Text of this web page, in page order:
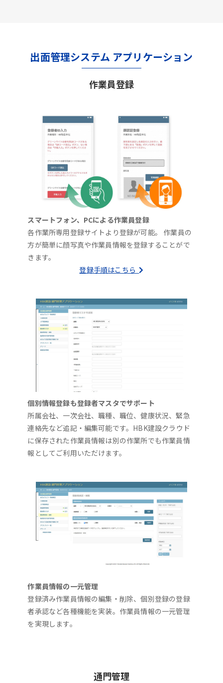
出面管理システム アプリケーション
作業員登録
スマートフォン、PCによる作業員登録
各作業所専用登録サイトより登録が可能。 作業員の
方が簡単に顔写真や作業員情報を登録することがで
きます。
登録手順はこちら
個別情報登録も登録者マスタでサポート
所属会社、一次会社、職種、職位、健康状況、緊急
連絡先など追記・編集可能です。HBK建設クラウド
に保存された作業員情報は別の作業所でも作業員情
報としてご利用いただけます。
作業員情報の一元管理
登録済み作業員情報の編集・削除、個別登録の登録
者承認など各種機能を実装。作業員情報の一元管理
を実現します。
通門管理